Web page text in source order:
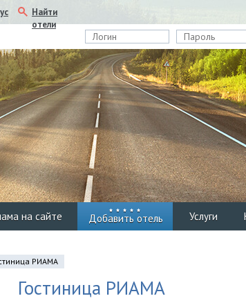
Найти
отели
на сайте Добавить отель Услуги
РИАМА
Гостиница РИАМА